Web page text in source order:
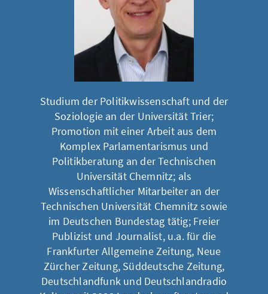
Studium der Politikwissenschaft und der
Soziologie an der Universität Trier;
Promotion mit einer Arbeit aus dem
Komplex Parlamentarismus und
Politikberatung an der Technischen
Universität Chemnitz; als
Wissenschaftlicher Mitarbeiter an der
Technischen Universität Chemnitz sowie
im Deutschen Bundestag tätig; Freier
Publizist und Journalist, u.a. für die
Frankfurter Allgemeine Zeitung, Neue
Zürcher Zeitung, Süddeutsche Zeitung,
Deutschlandfunk und Deutschlandradio